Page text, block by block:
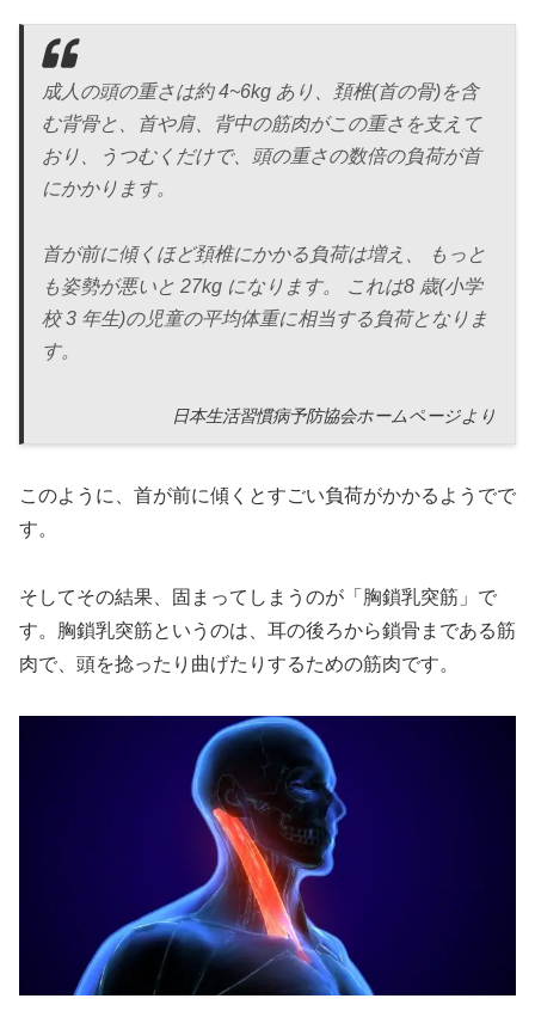
成人の頭の重さは約 4~6kg あり、頚椎(首の骨)を含
む背骨と、首や肩、背中の筋肉がこの重さを支えて
おり、うつむくだけで、頭の重さの数倍の負荷が首
にかかります。
首が前に傾くほど頚椎にかかる負荷は増え、 もっと
も姿勢が悪いと 27kg になります。 これは8 歳(小学
校 3 年生)の児童の平均体重に相当する負荷となりま
す。
日本生活習慣病予防協会ホームページより
このように、首が前に傾くとすごい負荷がかかるようでで
す。
そしてその結果、固まってしまうのが「胸鎖乳突筋」で
す。胸鎖乳突筋というのは、耳の後ろから鎖骨まである筋
肉で、頭を捻ったり曲げたりするための筋肉です。